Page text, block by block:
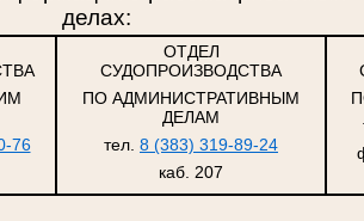
делах:
76
ОТДЕЛ
СУДОПРОИЗВОДСТВА
ПО АДМИНИСТРАТИВНЫМ
ДЕЛАМ
тел. 8 (383) 319-89-24
каб. 207